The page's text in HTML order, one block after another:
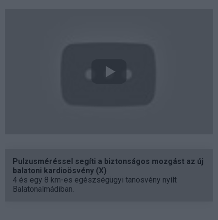
Pulzusméréssel segíti a biztonságos mozgást az új
balatoni kardioösvény (X)
4 és egy 8 km-es egészségügyi tanösvény nyílt
Balatonalmádiban.